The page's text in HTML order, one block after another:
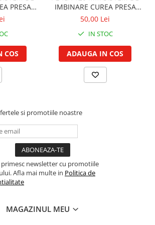
ridicare
arbore
reductor
putere
PRESA
COS
IMBINARE CUREA PRESA
BALOTI
50,00 Lei
IN STOC
ADAUGA IN COS
si promotiile noastre
primesc newsletter cu promotiile
Afla mai multe in Politica de
MAGAZINUL MEU